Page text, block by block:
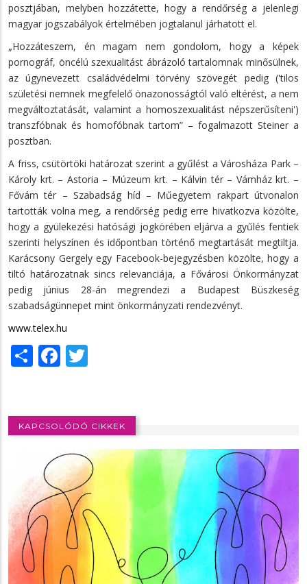
posztjában, melyben hozzátette, hogy a rendőrség a jelenlegi
magyar jogszabályok értelmében jogtalanul járhatott el.
„Hozzáteszem, én magam nem gondolom, hogy a képek
pornográf, öncélú szexualitást ábrázoló tartalomnak minősülnek,
az úgynevezett családvédelmi törvény szövegét pedig ('tilos
születési nemnek megfelelő önazonosságtól való eltérést, a nem
megváltoztatását, valamint a homoszexualitást népszerűsíteni')
transzfóbnak és homofóbnak tartom” – fogalmazott Steiner a
posztban.
A friss, csütörtöki határozat szerint a gyűlést a Városháza Park –
Károly krt. – Astoria – Múzeum krt. – Kálvin tér – Vámház krt. –
Fővám tér – Szabadság híd – Műegyetem rakpart útvonalon
tartották volna meg, a rendőrség pedig erre hivatkozva közölte,
hogy a gyülekezési hatósági jogkörében eljárva a gyűlés fentiek
szerinti helyszínen és időpontban történő megtartását megtiltja.
Karácsony Gergely egy Facebook-bejegyzésben közölte, hogy a
tiltó határozatnak sincs relevanciája, a Fővárosi Önkormányzat
pedig június 28-án megrendezi a Budapest Büszkeség
szabadságünnepet mint önkormányzati rendezvényt.
www.telex.hu
ShareFacebook
KAPCSOLÓDÓ CIKKEK